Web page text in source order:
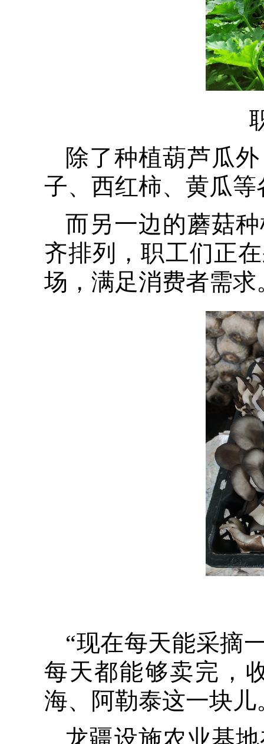
除了种植葫芦瓜
子、西红柿、黄瓜
而另一边的蘑菇
齐排列，职工们正
场，满足消费者需求
“现在每天能采摘
每天都能够卖完，
海、阿勒泰这一块
龙疆设施农业基